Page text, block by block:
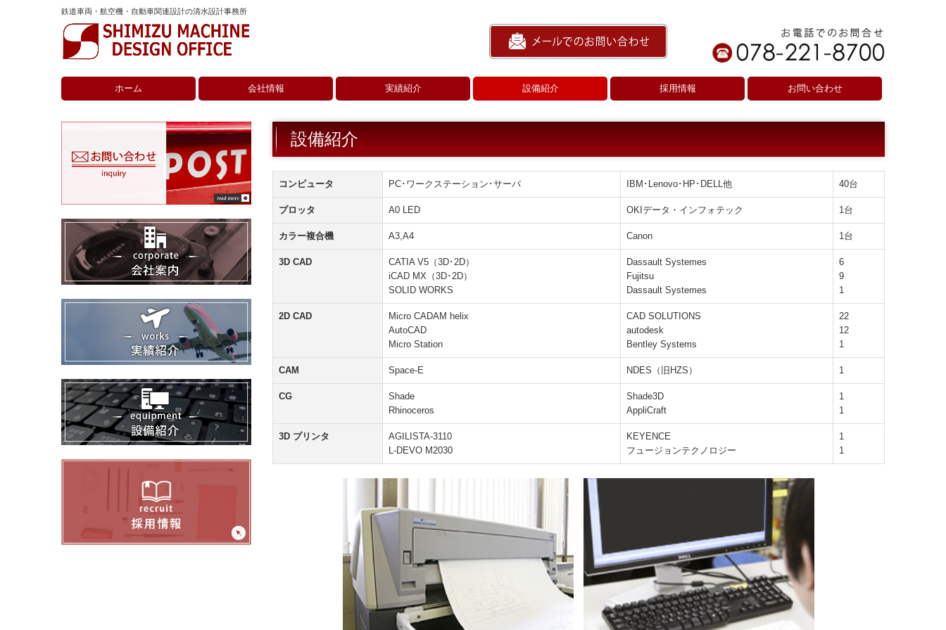
鉄道車両・航空機・自動車関連設計の清水設計事務所
ホーム 会社情報 実績紹介 設備紹介 採用情報 お問い合わせ
設備紹介
コンピュータ PC･ワークステーション･サーバ IBM･Lenovo･HP･DELL他 40台
プロッタ A0 LED OKIデータ・インフォテック 1台
カラー複合機 A3,A4 Canon 1台
3D CAD
CATIA V5（3D･2D）
iCAD MX（3D･2D）
SOLID WORKS
Dassault Systemes
Fujitsu
Dassault Systemes
6
9
1
2D CAD
Micro CADAM helix
AutoCAD
Micro Station
CAD SOLUTIONS
autodesk
Bentley Systems
22
12
1
CAM Space-E NDES（旧HZS） 1
CG
Shade
Rhinoceros
Shade3D
AppliCraft
1
1
3D プリンタ
AGILISTA-3110
L-DEVO M2030
KEYENCE
フュージョンテクノロジー
1
1